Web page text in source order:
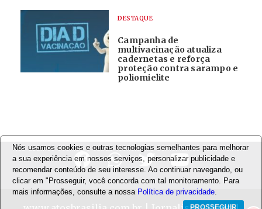
DESTAQUE
Campanha de
multivacinação atualiza
cadernetas e reforça
proteção contra sarampo e
poliomielite
Nós usamos cookies e outras tecnologias semelhantes para melhorar
a sua experiência em nossos serviços, personalizar publicidade e
recomendar conteúdo de seu interesse. Ao continuar navegando, ou
clicar em "Prosseguir, você concorda com tal monitoramento. Para
mais informações, consulte a nossa Política de privacidade.
PROSSEGUIR